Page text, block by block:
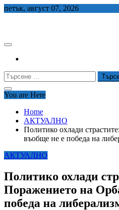
Skip
петък, август 07, 2026
Търсене
за:
You are Here
Home
АКТУАЛНО
Политико охлади
въобще не е победа на
АКТУАЛНО
Политико охлади
Поражението на
победа на